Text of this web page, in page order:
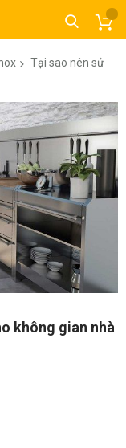
Tại sao nên sử
không gian nhà